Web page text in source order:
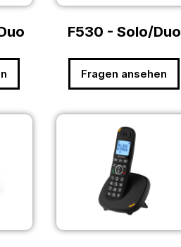
F530 - Solo/Duo
Fragen ansehen